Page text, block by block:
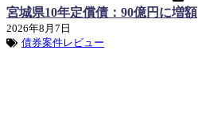
宮城県10年定償債：90億円に増額
2026年8月7日
債券案件レビュー